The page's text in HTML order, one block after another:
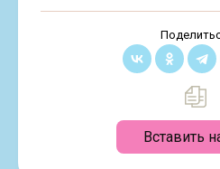
Вставить